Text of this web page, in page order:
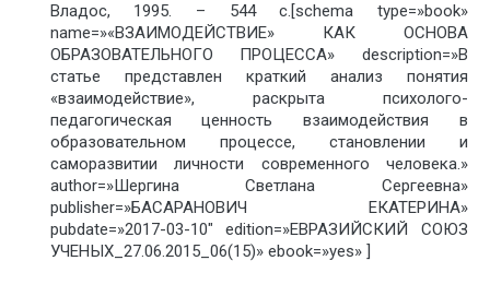
Владос, 1995. – 544 с.[schema type=»book»
name=»«ВЗАИМОДЕЙСТВИE» КАК ОСНОВА
ОБРАЗОВАТЕЛЬНОГО ПРОЦЕССА» description=»В
статье представлен краткий анализ понятия
«взаимодействие», раскрыта психолого-
педагогическая ценность взаимодействия в
образовательном процессе, становлении и
саморазвитии личности современного человека.»
author=»Шергина Светлана Сергеевна»
publisher=»БАСАРАНОВИЧ ЕКАТЕРИНА»
pubdate=»2017-03-10″ edition=»ЕВРАЗИЙСКИЙ СОЮЗ
УЧЕНЫХ_27.06.2015_06(15)» ebook=»yes» ]